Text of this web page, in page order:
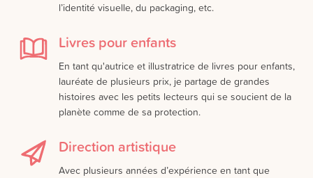
l’identité visuelle, du packaging, etc.
Livres pour enfants
En tant qu'autrice et illustratrice de livres pour enfants,
lauréate de plusieurs prix, je partage de grandes
histoires avec les petits lecteurs qui se soucient de la
planète comme de sa protection.
Direction artistique
Avec plusieurs années d’expérience en tant que